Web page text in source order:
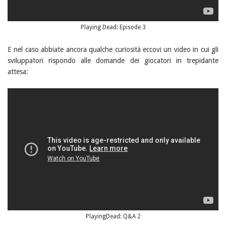
Playing Dead: Episode 3
E nel caso abbiate ancora qualche curiosità eccovi un video in cui gli
sviluppatori rispondo alle domande dei giocatori in trepidante
attesa:
PlayingDead: Q&A 2